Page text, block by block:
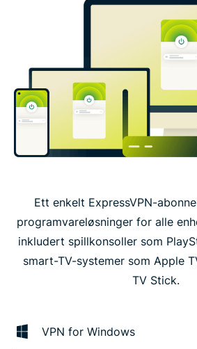
Ett enkelt ExpressVPN-
programvareløsninger for alle
inkludert spillkonsoller som
smart-TV-systemer som Apple
TV Stick.
VPN for Windows